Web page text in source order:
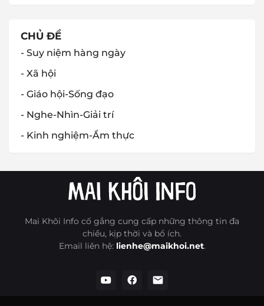
CHỦ ĐỀ
- Suy niệm hàng ngày
- Xã hội
- Giáo hội-Sống đạo
- Nghe-Nhìn-Giải trí
- Kinh nghiệm-Ẩm thực
Mai Khôi Info cố gắng cung cấp những thông tin đa
chiều, kịp thời và bổ ích.
Email liên hệ: lienhe@maikhoi.net.